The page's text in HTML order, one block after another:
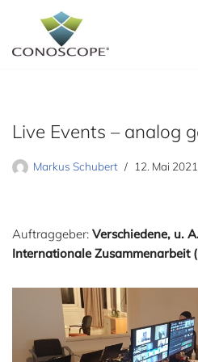
Live Events – analog
Markus Schubert 12. Mai 2021
Auftraggeber: Verschiedene, u.
Internationale Zusammenarbeit